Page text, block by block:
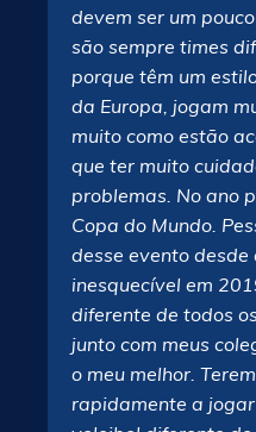
devem ser um
são sempre times
porque têm um
da Europa, jogam
muito como estão
que ter muito
problemas. No ano
Copa do Mundo.
desse evento
inesquecível em
diferente de todos
junto com meus
o meu melhor.
rapidamente a